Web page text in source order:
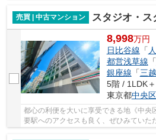
売買 | 中古マンション
スタジオ・ス
8,998万円
日比谷線 「
都営浅草線 「
銀座線 「三
5階 / 1LDK
東京都中央区
都心の利便を大いに享受できる地《中央
要駅へのアクセスも良く、ぜひみていた